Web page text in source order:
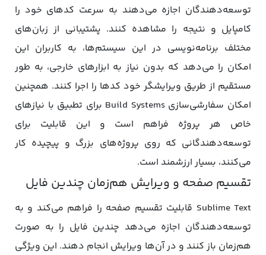
توسعه‌دهندگان اجازه می‌دهند به سرعت کدهای خود را
کامپایل و نتیجه را مشاهده کنند. پشتیبانی از زبان‌های
مختلف برنامه‌نویسی در این سیستم‌ها، به کاربران این
امکان را می‌دهد که بدون نیاز به ابزارهای خارجی، به طور
مستقیم از طریق ویرایشگر خود کدها را اجرا کنند. همچنین
امکان سفارشی‌سازی Build Systems برای تطبیق با نیازهای
خاص هر پروژه فراهم است و این قابلیت برای
توسعه‌دهندگانی که روی پروژه‌های بزرگ و پیچیده کار
می‌کنند، بسیار ارزشمند است.
تقسیم صفحه و ویرایش هم‌زمان چندین فایل
Sublime Text قابلیت تقسیم صفحه را فراهم می‌کند و به
توسعه‌دهندگان اجازه می‌دهد چندین فایل را به صورت
هم‌زمان باز کنند و در آن‌ها ویرایش انجام دهند. این ویژگی